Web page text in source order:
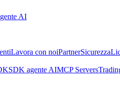
AI
Lavora con noiPartnerSicurezza
SDK agente AIMCP Servers